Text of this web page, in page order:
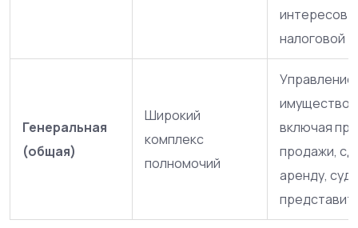
интересов в
налоговой
Генеральная
(общая)
Широкий
комплекс
полномочий
включая
продажи,
аренду,